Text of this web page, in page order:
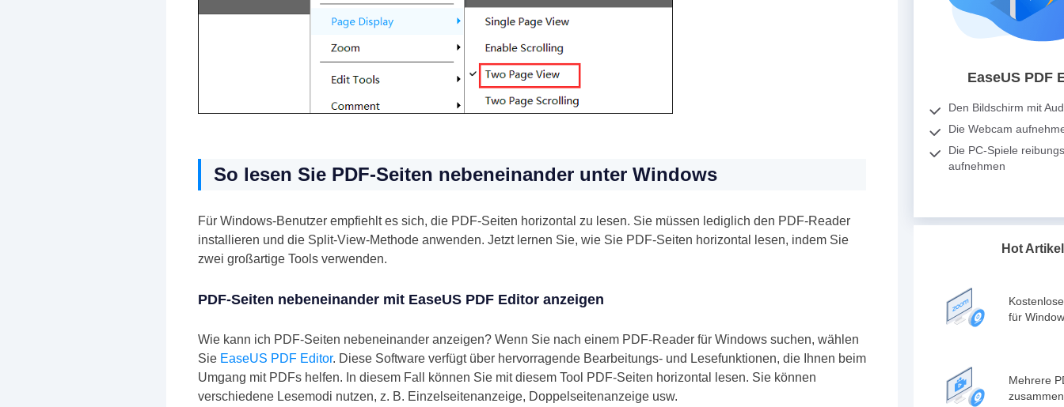
So lesen Sie PDF-Seiten nebeneinander unter Windows
Für Windows-Benutzer empfiehlt es sich, die PDF-Seiten horizontal zu lesen. Sie müssen lediglich den PDF-Reader
installieren und die Split-View-Methode anwenden. Jetzt lernen Sie, wie Sie PDF-Seiten horizontal lesen, indem Sie
zwei großartige Tools verwenden.
PDF-Seiten nebeneinander mit EaseUS PDF Editor anzeigen
Wie kann ich PDF-Seiten nebeneinander anzeigen? Wenn Sie nach einem PDF-Reader für Windows suchen, wählen
Sie EaseUS PDF Editor. Diese Software verfügt über hervorragende Bearbeitungs- und Lesefunktionen, die Ihnen beim
Umgang mit PDFs helfen. In diesem Fall können Sie mit diesem Tool PDF-Seiten horizontal lesen. Sie können
verschiedene Lesemodi nutzen, z. B. Einzelseitenanzeige, Doppelseitenanzeige usw.
EaseUS PDF
Den Bildschirm mit
Die Webcam
Die PC-Spiele
aufnehmen
Hot Artikel
für
Mehrere